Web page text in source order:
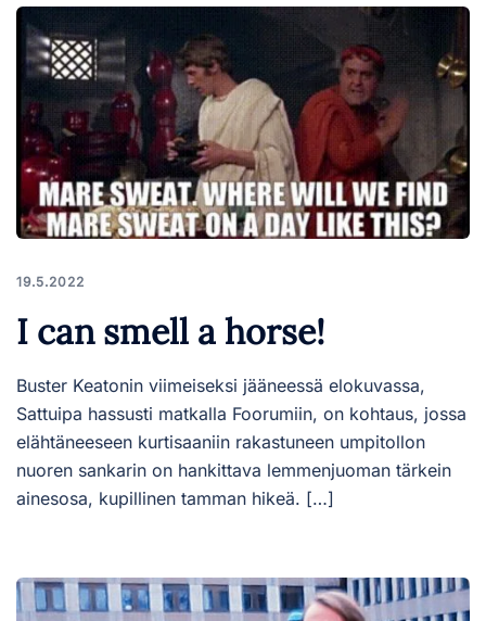
19.5.2022
I can smell a horse!
Buster Keatonin viimeiseksi jääneessä elokuvassa,
Sattuipa hassusti matkalla Foorumiin, on kohtaus, jossa
elähtäneeseen kurtisaaniin rakastuneen umpitollon
nuoren sankarin on hankittava lemmenjuoman tärkein
ainesosa, kupillinen tamman hikeä. […]